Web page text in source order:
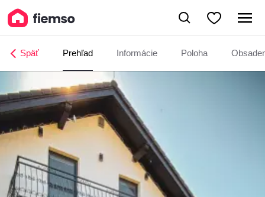
Späť Prehľad Informácie Poloha
Chaty Sára Samanta